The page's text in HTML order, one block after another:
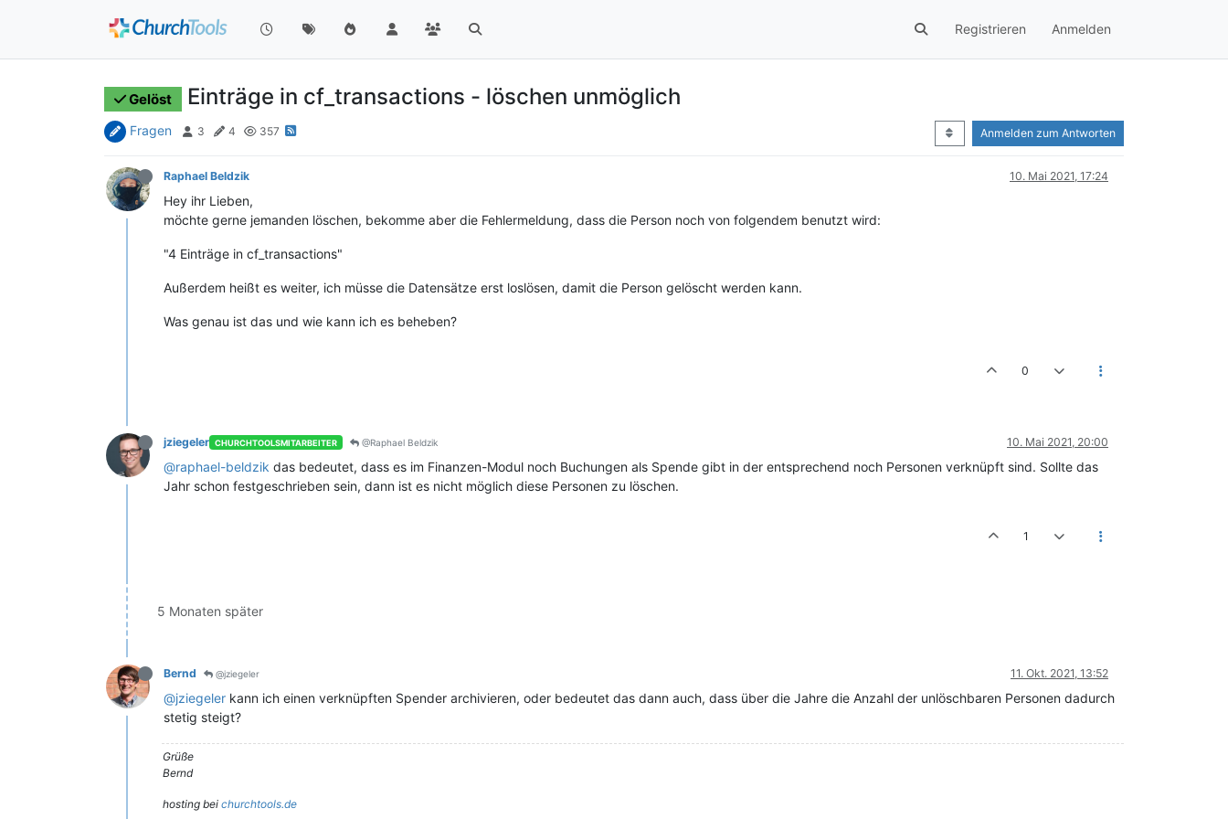
Registrieren Anmelden
Gelöst Einträge in cf_transactions - löschen unmöglich
Fragen 3 4 357 Anmelden zum Antworten
Raphael Beldzik 10. Mai 2021, 17:24
Hey ihr Lieben,
möchte gerne jemanden löschen, bekomme aber die Fehlermeldung, dass die Person noch von folgendem benutzt wird:
"4 Einträge in cf_transactions"
Außerdem heißt es weiter, ich müsse die Datensätze erst loslösen, damit die Person gelöscht werden kann.
Was genau ist das und wie kann ich es beheben?
0
jziegeler CHURCHTOOLSMITARBEITER @Raphael Beldzik 10. Mai 2021, 20:00
@raphael-beldzik das bedeutet, dass es im Finanzen-Modul noch Buchungen als Spende gibt in der entsprechend noch Personen verknüpft sind. Sollte das
Jahr schon festgeschrieben sein, dann ist es nicht möglich diese Personen zu löschen.
1
5 Monaten später
Bernd @jziegeler 11. Okt. 2021, 13:52
@jziegeler kann ich einen verknüpften Spender archivieren, oder bedeutet das dann auch, dass über die Jahre die Anzahl der unlöschbaren Personen dadurch
stetig steigt?
Grüße
Bernd
hosting bei churchtools.de